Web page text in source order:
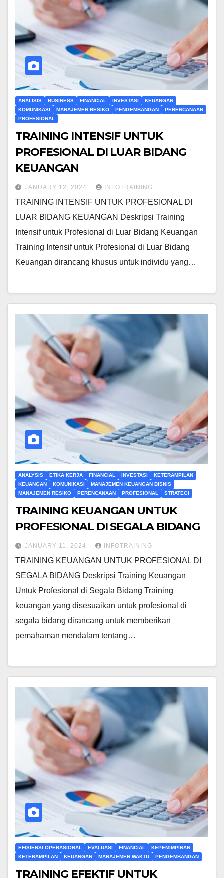
ANALISIS BUSINESS FINANCIAL INVESTASI
KEUANGAN
KOMUNIKASI
MANAJEMEN RESIKO PENGEMBANGAN
PERENCANAAN
PROFESIONAL
TRAINING INTENSIF UNTUK
PROFESIONAL DI LUAR BIDANG
KEUANGAN
JANUARY 12, 2024 INFOTRAINING
TRAINING INTENSIF UNTUK PROFESIONAL DI
LUAR BIDANG KEUANGAN Deskripsi Training
Intensif untuk Profesional di Luar Bidang Keuangan
Training Intensif untuk Profesional di Luar Bidang
Keuangan dirancang khusus untuk individu yang…
ANALYSIS ETIKA KERJA FINANCIAL INVESTASI
KETERAMPILAN
KEUANGAN
KOMUNIKASI
MANAJEMEN KEUANGAN BISNIS
MANAJEMEN RESIKO
PERENCANAAN PROFESIONAL STRATEGI
TRAINING KEUANGAN UNTUK
PROFESIONAL DI SEGALA BIDANG
JANUARY 11, 2024 INFOTRAINING
TRAINING KEUANGAN UNTUK PROFESIONAL DI
SEGALA BIDANG Deskripsi Training Keuangan
Untuk Profesional di Segala Bidang Training
keuangan yang disesuaikan untuk profesional di
segala bidang dirancang untuk memberikan
pemahaman mendalam tentang…
EFISIENSI OPERASIONAL EVALUASI FINANCIAL
KEPEMIMPINAN
KETERAMPILAN
KEUANGAN MANAJEMEN WAKTU PENGEMBANGAN
TRAINING EFEKTIF UNTUK